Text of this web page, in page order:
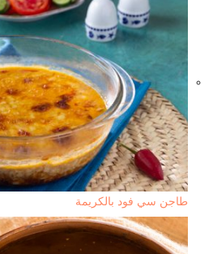
طاجن سي فود بالكريمة